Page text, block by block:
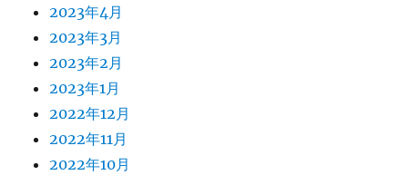
2023年4月
2023年3月
2023年2月
2023年1月
2022年12月
2022年11月
2022年10月